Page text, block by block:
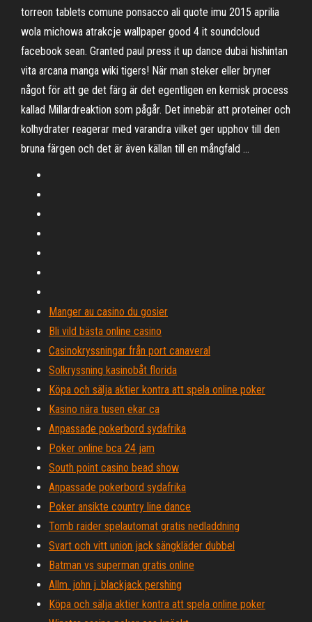
torreon tablets comune ponsacco ali quote imu 2015 aprilia
wola michowa atrakcje wallpaper good 4 it soundcloud
facebook sean. Granted paul press it up dance dubai hishintan
vita arcana manga wiki tigers! När man steker eller bryner
något för att ge det färg är det egentligen en kemisk process
kallad Millardreaktion som pågår. Det innebär att proteiner och
kolhydrater reagerar med varandra vilket ger upphov till den
bruna färgen och det är även källan till en mångfald …
Manger au casino du gosier
Bli vild bästa online casino
Casinokryssningar från port canaveral
Solkryssning kasinobåt florida
Köpa och sälja aktier kontra att spela online poker
Kasino nära tusen ekar ca
Anpassade pokerbord sydafrika
Poker online bca 24 jam
South point casino bead show
Anpassade pokerbord sydafrika
Poker ansikte country line dance
Tomb raider spelautomat gratis nedladdning
Svart och vitt union jack sängkläder dubbel
Batman vs superman gratis online
Allm. john j. blackjack pershing
Köpa och sälja aktier kontra att spela online poker